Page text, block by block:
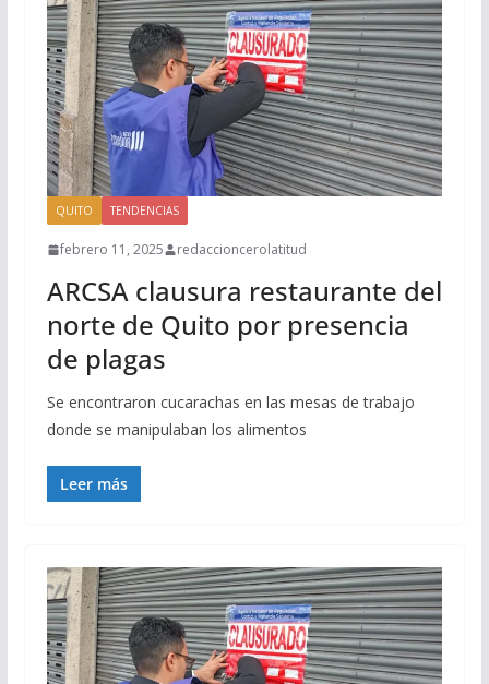
QUITO TENDENCIAS
febrero 11, 2025 redaccioncerolatitud
ARCSA clausura restaurante del
norte de Quito por presencia
de plagas
Se encontraron cucarachas en las mesas de trabajo
donde se manipulaban los alimentos
Leer más